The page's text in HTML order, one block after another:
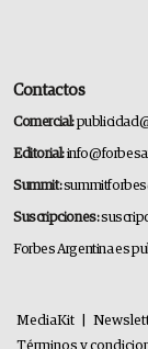
Contactos
Comercial:
Editorial:
Summit:
Suscripciones:
Forbes Argentina es
MediaKit
Términos y